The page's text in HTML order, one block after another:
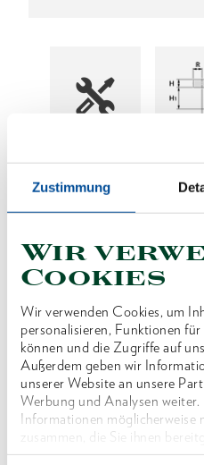
Zustimmung
Wir
Cookies
Wir verwenden Cookies, um
personalisieren, Funktionen
können und die Zugriffe auf
Außerdem geben wir
unserer Website an unsere
Werbung und Analysen
Informationen möglicherweise
zusammen, die Sie ihnen
Rahmen Ihrer Nutzung der
Preis auf Anfrage
Produktlinie
Produktbeschreibung
Abmessungen und
Lieferumfang